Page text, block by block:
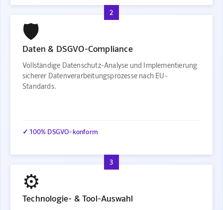
2
🛡️
Daten & DSGVO-Compliance
Vollständige Datenschutz-Analyse und Implementierung
sicherer Datenverarbeitungsprozesse nach EU-
Standards.
✓ 100% DSGVO-konform
3
⚙️
Technologie- & Tool-Auswahl